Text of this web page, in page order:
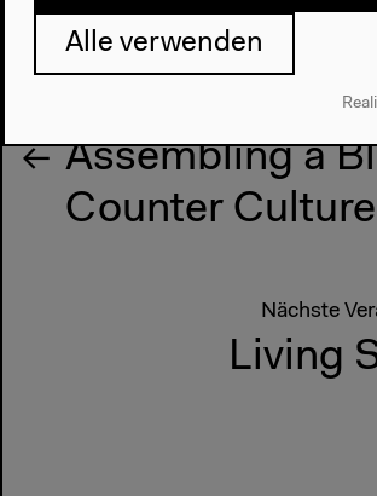
Assembling a
Counter Culture
Nächste
Living
Alle verwenden